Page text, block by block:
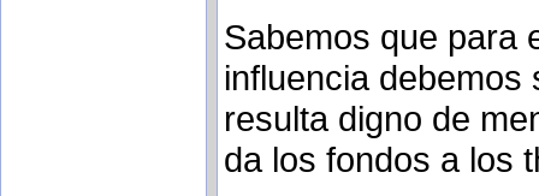
Sabemos que para
influencia debemos
resulta digno de
da los fondos a los